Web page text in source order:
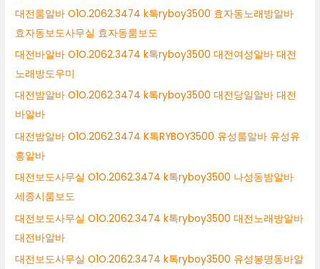
대전룸알바 O1O.2062.3474 k톡ryboy3500 효자동노래방알바
효자동보도사무실 효자동룸보도
대전바알바 O1O.2062.3474 k톡ryboy3500 대전여성알바 대전
노래방도우미
대전밤알바 O1O.2062.3474 k톡ryboy3500 대전당일알바 대전
바알바
대전밤알바 O1O.2062.3474 K톡RYBOY3500 유성룸알바 유성유
흥알바
대전보도사무실 O1O.2062.3474 k톡ryboy3500 나성동밤알바
세종시룸보도
대전보도사무실 O1O.2062.3474 k톡ryboy3500 대전노래방알바
대전바알바
대전보도사무실 O1O.2062.3474 k톡ryboy3500 유성봉명동바알